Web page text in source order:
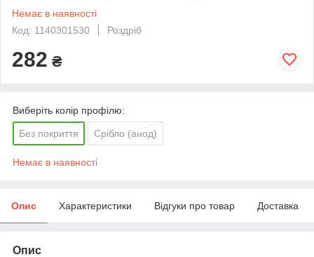
Немає в наявності
Код: 1140301530
Роздріб
282 ₴
Виберіть колір профілю:
Без покриття Срібло (анод)
Немає в наявності
Опис Характеристики Відгуки про товар Доставка
Опис